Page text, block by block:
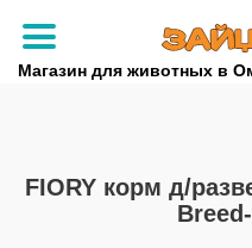
Магазин для животных в
FIORY корм д/